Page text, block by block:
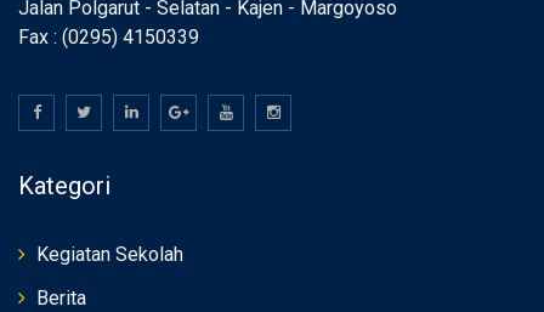
Jalan Polgarut - Selatan - Kajen - Margoyoso
Fax : (0295) 4150339
Kategori
Kegiatan Sekolah
Berita